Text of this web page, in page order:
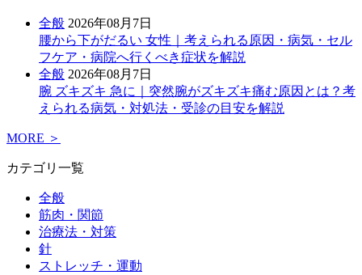
全般 2026年08月7日
腰から下がだるい 女性｜考えられる原因・病気・セル
フケア・病院へ行くべき症状を解説
全般 2026年08月7日
腕 ズキズキ 急に｜突然腕がズキズキ痛む原因とは？考
えられる病気・対処法・受診の目安を解説
MORE ＞
カテゴリ一覧
全般
筋肉・関節
治療法・対策
針
ストレッチ・運動